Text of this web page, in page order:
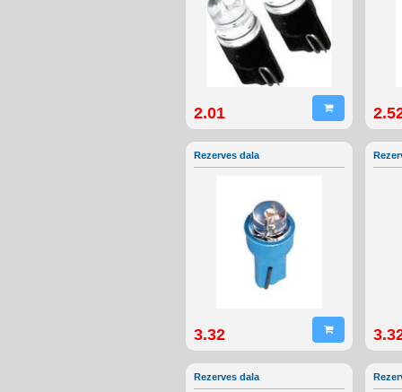
2.01
Rezerves dala
3.32
Rezerves dala